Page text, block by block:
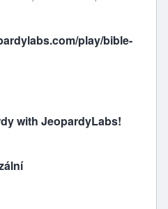
play/bible-
with JeopardyLabs!